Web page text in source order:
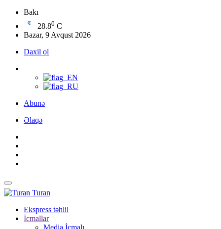
Bakı
28.80 C
Bazar, 9 Avqust 2026
Daxil ol
Abunə
Əlaqə
Turan
Ekspress təhlil
İcmallar
Media İcmalı